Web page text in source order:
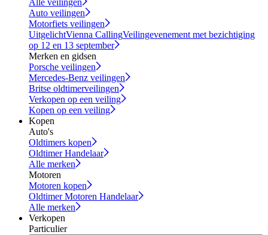
Alle veilingen
Auto veilingen
Motorfiets veilingen
UitgelichtVienna CallingVeilingevenement met bezichtiging
op 12 en 13 september
Merken en gidsen
Porsche veilingen
Mercedes-Benz veilingen
Britse oldtimerveilingen
Verkopen op een veiling
Kopen op een veiling
Kopen
Auto's
Oldtimers kopen
Oldtimer Handelaar
Alle merken
Motoren
Motoren kopen
Oldtimer Motoren Handelaar
Alle merken
Verkopen
Particulier